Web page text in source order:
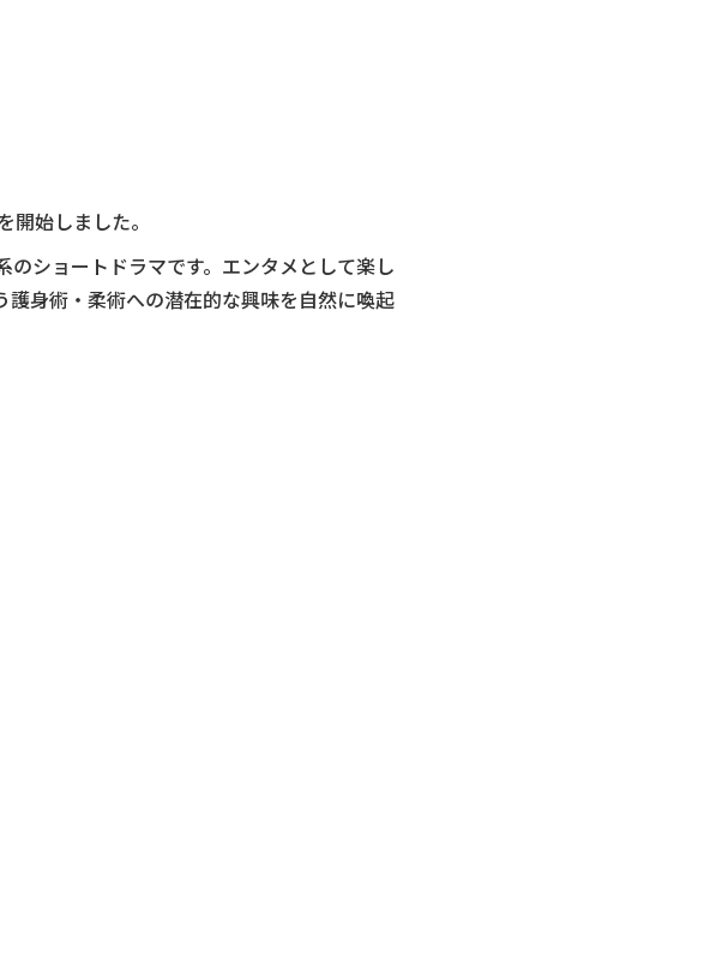
始しました。
ショートドラマです。エンタメとして楽し
身術・柔術への潜在的な興味を自然に喚起